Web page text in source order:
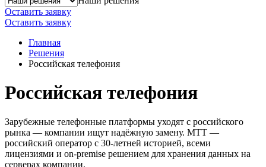
Оставить заявку
Оставить заявку
Главная
Решения
Российская телефония
Российская телефония
Зарубежные телефонные платформы уходят с российского
рынка — компании ищут надёжную замену. МТТ —
российский оператор с 30-летней историей, всеми
лицензиями и on-premise решением для хранения данных на
серверах компании.